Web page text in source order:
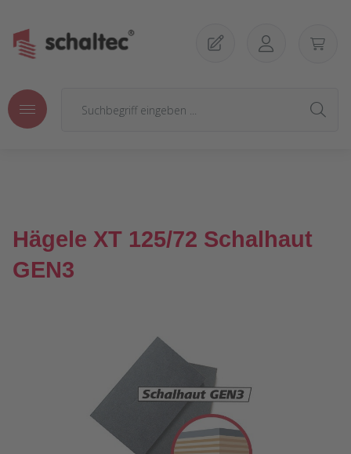
Hägele XT 125/72 Schalhaut
GEN3
Bildergalerie überspringen